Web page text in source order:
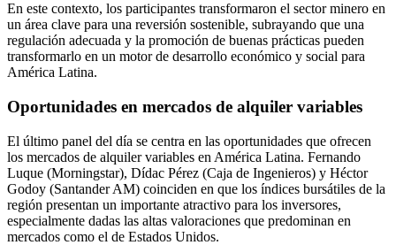
En este contexto, los participantes transformaron el sector minero en
un área clave para una reversión sostenible, subrayando que una
regulación adecuada y la promoción de buenas prácticas pueden
transformarlo en un motor de desarrollo económico y social para
América Latina.
Oportunidades en mercados de alquiler variables
El último panel del día se centra en las oportunidades que ofrecen
los mercados de alquiler variables en América Latina. Fernando
Luque (Morningstar), Dídac Pérez (Caja de Ingenieros) y Héctor
Godoy (Santander AM) coinciden en que los índices bursátiles de la
región presentan un importante atractivo para los inversores,
especialmente dadas las altas valoraciones que predominan en
mercados como el de Estados Unidos.